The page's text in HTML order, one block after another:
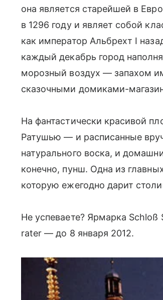
она является старейшей в
в 1296 году и являет собой
как император Альбрехт I
каждый декабрь город
морозный воздух — запахом
сказочными домиками-
На фантастически красивой
Ратушью — и расписанные
натурального воска, и
конечно, пунш. Одна из
которую ежегодно дарит
Не успеваете? Ярмарка Schloß
rater — до 8 января 2012.